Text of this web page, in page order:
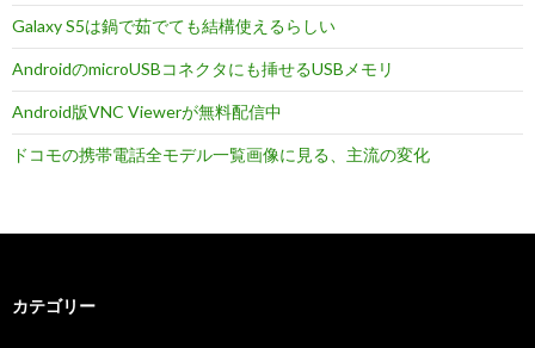
Galaxy S5は鍋で茹でても結構使えるらしい
AndroidのmicroUSBコネクタにも挿せるUSBメモリ
Android版VNC Viewerが無料配信中
ドコモの携帯電話全モデル一覧画像に見る、主流の変化
カテゴリー